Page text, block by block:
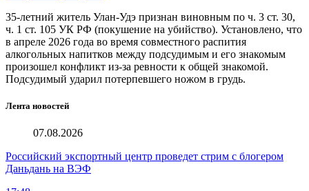
35-летний житель Улан-Удэ признан виновным по ч. 3 ст. 30,
ч. 1 ст. 105 УК РФ (покушение на убийство). Установлено, что
в апреле 2026 года во время совместного распития
алкогольных напитков между подсудимым и его знакомым
произошел конфликт из-за ревности к общей знакомой.
Подсудимый ударил потерпевшего ножом в грудь.
Лента новостей
07.08.2026
Российский экспортный центр проведет стрим с блогером
Даньдань на ВЭФ